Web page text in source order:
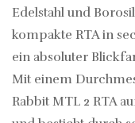
Edelstahl und
kompakte RTA in
ein absoluter
Mit einem
Rabbit MTL 2 RTA